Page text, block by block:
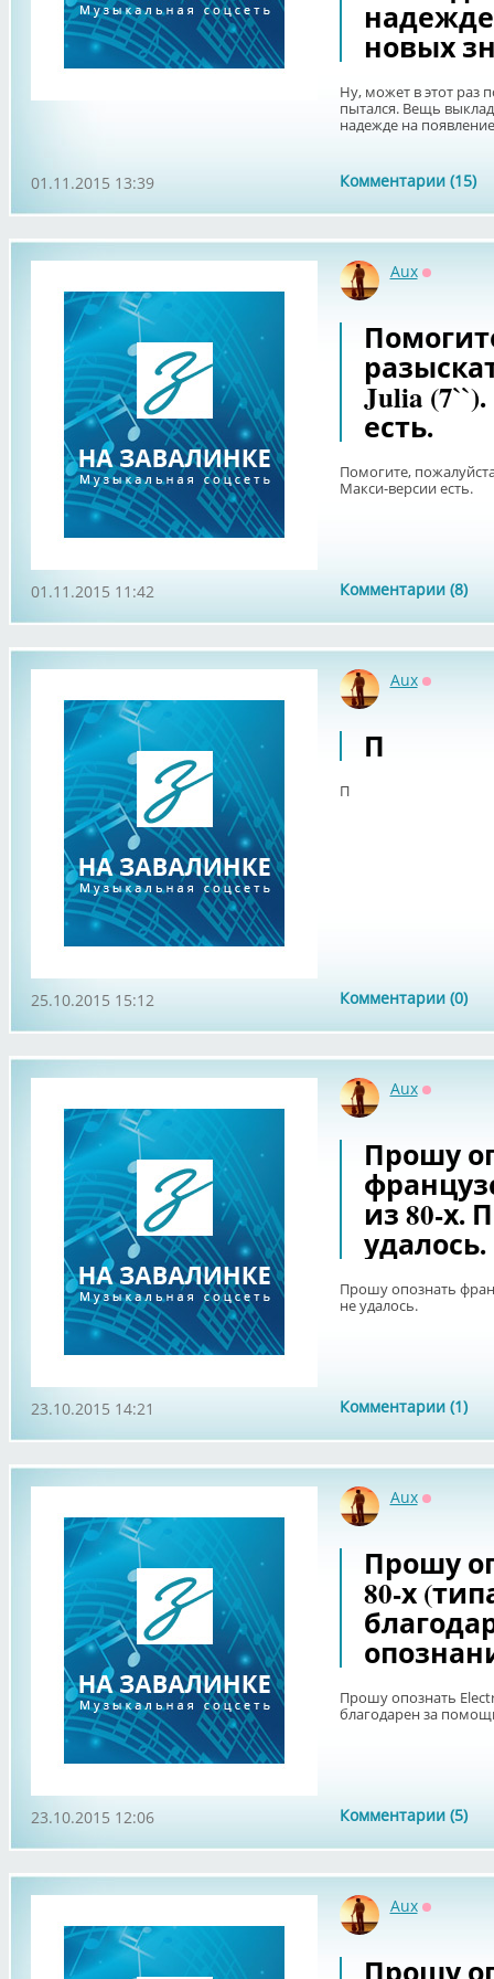
новых
Ну, может в этот раз
пытался. Вещь
надежде на
Комментарии (15)
01.11.2015 13:39
Aux
Julia
есть.
Помогите,
Макси-версии есть.
Комментарии (8)
01.11.2015 11:42
Aux
П
П
Комментарии (0)
25.10.2015 15:12
Aux
Прошу
из 80-х.
удалось.
Прошу опознать
не удалось.
Комментарии (1)
23.10.2015 14:21
Aux
Прошу
80-х
Прошу опознать
благодарен за
Комментарии (5)
23.10.2015 12:06
Aux